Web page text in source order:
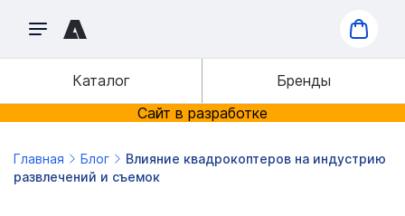
Каталог
Бренды
Сайт в разработке
Главная Блог
Влияние квадрокоптеров на индустрию
развлечений и съемок